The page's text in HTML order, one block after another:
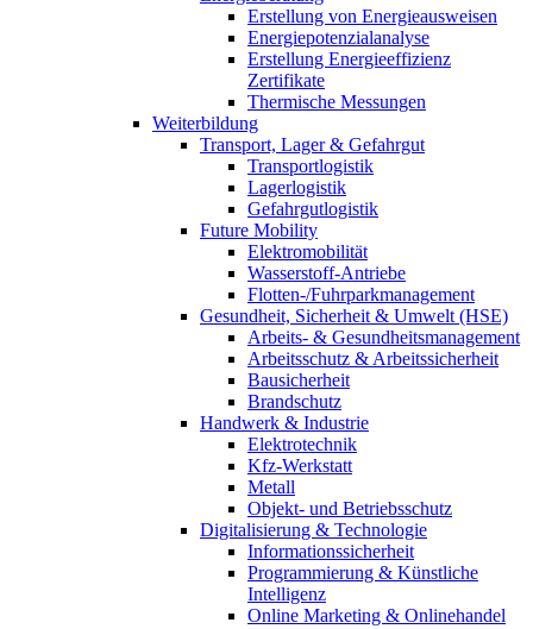
Erstellung von Energieausweisen
Energiepotenzialanalyse
Erstellung Energieeffizienz
Zertifikate
Thermische Messungen
Weiterbildung
Transport, Lager & Gefahrgut
Transportlogistik
Lagerlogistik
Gefahrgutlogistik
Future Mobility
Elektromobilität
Wasserstoff-Antriebe
Flotten-/Fuhrparkmanagement
Gesundheit, Sicherheit & Umwelt (HSE)
Arbeits- & Gesundheitsmanagement
Arbeitsschutz & Arbeitssicherheit
Bausicherheit
Brandschutz
Handwerk & Industrie
Elektrotechnik
Kfz-Werkstatt
Metall
Objekt- und Betriebsschutz
Digitalisierung & Technologie
Informationssicherheit
Programmierung & Künstliche
Intelligenz
Online Marketing & Onlinehandel